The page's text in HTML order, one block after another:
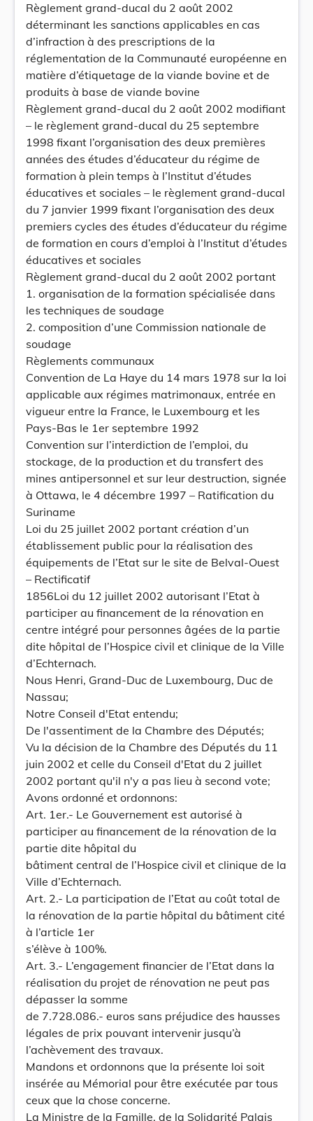
Règlement grand-ducal du 2 août 2002
déterminant les sanctions applicables en cas
d’infraction à des prescriptions de la
réglementation de la Communauté européenne en
matière d’étiquetage de la viande bovine et de
produits à base de viande bovine
Règlement grand-ducal du 2 août 2002 modifiant
– le règlement grand-ducal du 25 septembre
1998 fixant l’organisation des deux premières
années des études d’éducateur du régime de
formation à plein temps à l’Institut d’études
éducatives et sociales – le règlement grand-ducal
du 7 janvier 1999 fixant l’organisation des deux
premiers cycles des études d’éducateur du régime
de formation en cours d’emploi à l’Institut d’études
éducatives et sociales
Règlement grand-ducal du 2 août 2002 portant
1. organisation de la formation spécialisée dans
les techniques de soudage
2. composition d’une Commission nationale de
soudage
Règlements communaux
Convention de La Haye du 14 mars 1978 sur la loi
applicable aux régimes matrimonaux, entrée en
vigueur entre la France, le Luxembourg et les
Pays-Bas le 1er septembre 1992
Convention sur l’interdiction de l’emploi, du
stockage, de la production et du transfert des
mines antipersonnel et sur leur destruction, signée
à Ottawa, le 4 décembre 1997 – Ratification du
Suriname
Loi du 25 juillet 2002 portant création d’un
établissement public pour la réalisation des
équipements de l’Etat sur le site de Belval-Ouest
– Rectificatif
1856Loi du 12 juillet 2002 autorisant l’Etat à
participer au financement de la rénovation en
centre intégré pour personnes âgées de la partie
dite hôpital de l’Hospice civil et clinique de la Ville
d’Echternach.
Nous Henri, Grand-Duc de Luxembourg, Duc de
Nassau;
Notre Conseil d'Etat entendu;
De l'assentiment de la Chambre des Députés;
Vu la décision de la Chambre des Députés du 11
juin 2002 et celle du Conseil d'Etat du 2 juillet
2002 portant qu'il n'y a pas lieu à second vote;
Avons ordonné et ordonnons:
Art. 1er.- Le Gouvernement est autorisé à
participer au financement de la rénovation de la
partie dite hôpital du
bâtiment central de l’Hospice civil et clinique de la
Ville d’Echternach.
Art. 2.- La participation de l’Etat au coût total de
la rénovation de la partie hôpital du bâtiment cité
à l’article 1er
s’élève à 100%.
Art. 3.- L’engagement financier de l’Etat dans la
réalisation du projet de rénovation ne peut pas
dépasser la somme
de 7.728.086.- euros sans préjudice des hausses
légales de prix pouvant intervenir jusqu’à
l’achèvement des travaux.
Mandons et ordonnons que la présente loi soit
insérée au Mémorial pour être exécutée par tous
ceux que la chose concerne.
La Ministre de la Famille, de la Solidarité Palais